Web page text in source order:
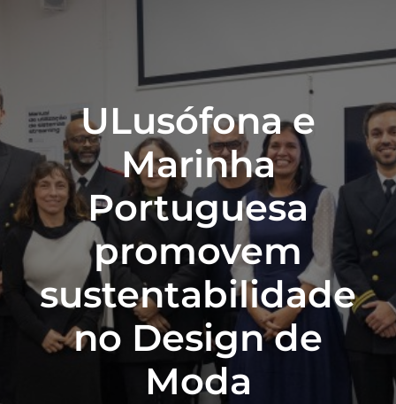
ULusófona e
Marinha
Portuguesa
promovem
sustentabilidade
no Design de
Moda